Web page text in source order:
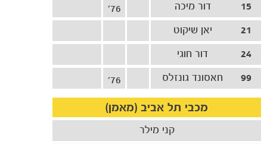
15 דור מיכה
76'
21
יאן שיקוט
24
דור חוגי
99
חאסונד גונזלס 76'
מכבי תל אביב (מאמן)
קני מילר